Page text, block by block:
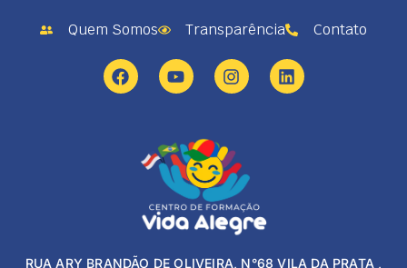
Quem Somos Transparência Contato
RUA ARY BRANDÃO DE OLIVEIRA, N°68 VILA DA PRATA ,